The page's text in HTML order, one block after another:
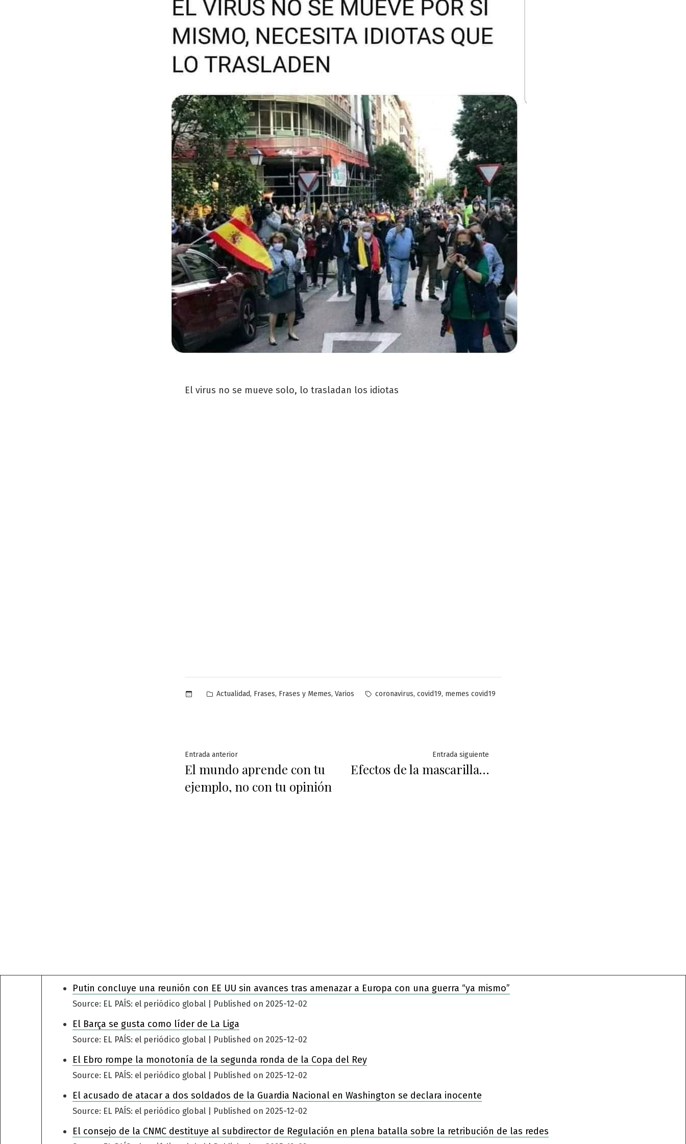
El virus no se mueve solo, lo trasladan los idiotas
Publicado
Actualidad, Frases, Frases y Memes, Varios Etiquetas:
coronavirus, covid19, memes covid19
Navegación
de
entradas
Entrada anteriorEntrada
anterior:
El mundo aprende con tu
ejemplo, no con tu opinión
Entrada siguienteEntrada
Efectos de la mascarilla…
Putin concluye una reunión con EE UU sin avances tras amenazar a Europa con una guerra “ya mismo”
Source: EL PAÍS: el periódico global Published on 2025-12-02
El Barça se gusta como líder de La Liga
Source: EL PAÍS: el periódico global Published on 2025-12-02
El Ebro rompe la monotonía de la segunda ronda de la Copa del Rey
Source: EL PAÍS: el periódico global Published on 2025-12-02
El acusado de atacar a dos soldados de la Guardia Nacional en Washington se declara inocente
Source: EL PAÍS: el periódico global Published on 2025-12-02
El consejo de la CNMC destituye al subdirector de Regulación en plena batalla sobre la retribución de las redes